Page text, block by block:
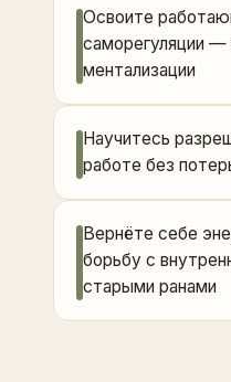
Освоите
саморегуляции
ментализации
Научитесь
работе без
Вернёте себе
борьбу с
старыми ранами